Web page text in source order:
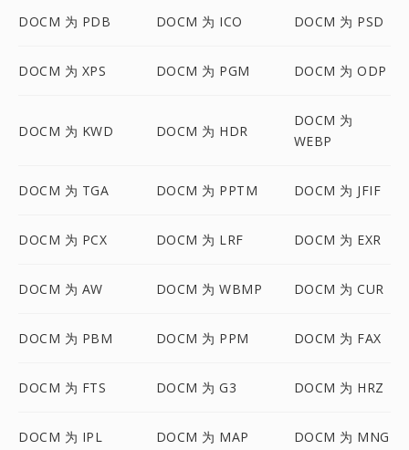
DOCM 为 PDB DOCM 为 ICO DOCM 为 PSD
DOCM 为 XPS DOCM 为 PGM DOCM 为 ODP
DOCM 为 KWD DOCM 为 HDR
DOCM 为
WEBP
DOCM 为 TGA DOCM 为 PPTM DOCM 为 JFIF
DOCM 为 PCX DOCM 为 LRF DOCM 为 EXR
DOCM 为 AW DOCM 为 WBMP DOCM 为 CUR
DOCM 为 PBM DOCM 为 PPM DOCM 为 FAX
DOCM 为 FTS DOCM 为 G3 DOCM 为 HRZ
DOCM 为 IPL DOCM 为 MAP DOCM 为 MNG